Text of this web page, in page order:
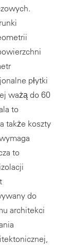
płytki
ważą do 60
to
także koszty
to
do
architekci